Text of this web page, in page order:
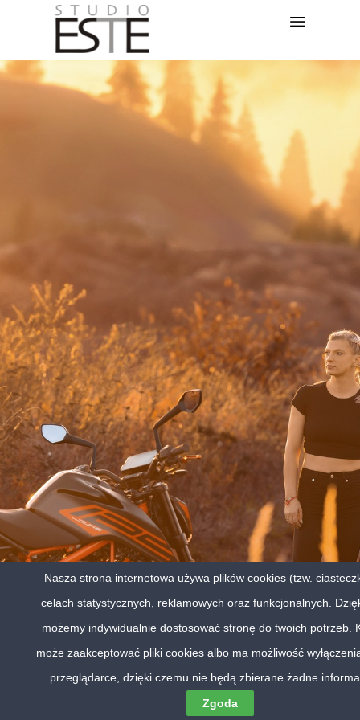
@2024 STUDIO ESTE TROJANOWSCY
Nasza strona internetowa używa plików cookies (tzw.
celach statystycznych, reklamowych oraz funkcjonalnych.
możemy indywidualnie dostosować stronę do twoich potrzeb.
może zaakceptować pliki cookies albo ma możliwość
przeglądarce, dzięki czemu nie będą zbierane żadne
Zgoda